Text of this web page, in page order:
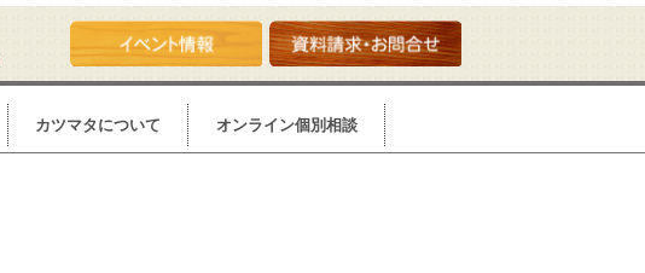
カツマタについて オンライン個別相談